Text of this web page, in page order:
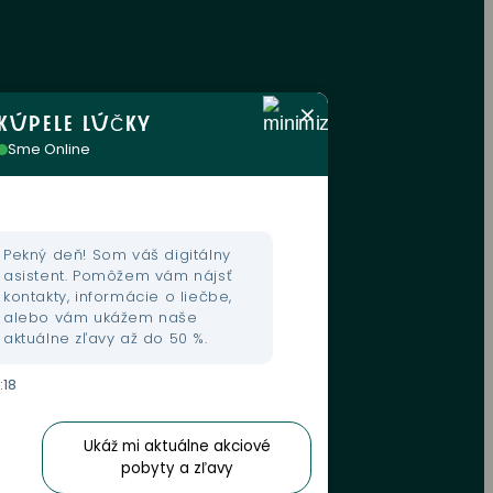
LÚČKY
Sme Online
Pekný deň! Som váš digitálny
asistent. Pomôžem vám nájsť
kontakty, informácie o liečbe,
alebo vám ukážem naše
aktuálne zľavy až do 50 %.
Ukáž mi aktuálne akciové
pobyty a zľavy